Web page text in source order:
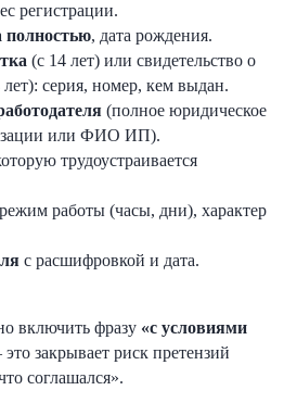
регистрации.
, дата рождения.
(с 14 лет) или свидетельство о
серия, номер, кем выдан.
(полное юридическое
или ФИО ИП).
трудоустраивается
работы (часы, дни), характер
с расшифровкой и дата.
включить фразу «с условиями
закрывает риск претензий
соглашался».